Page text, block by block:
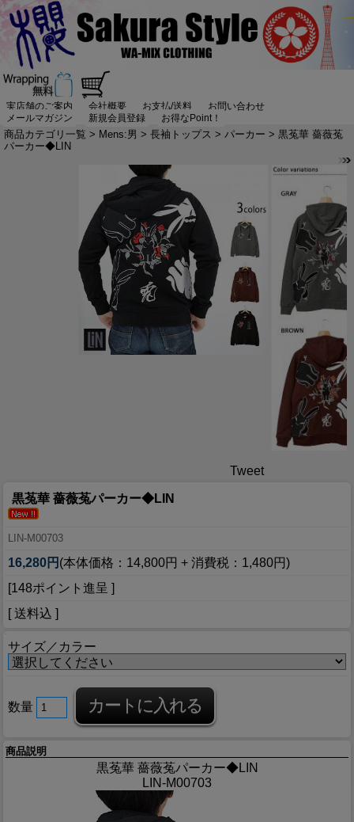
実店舗のご案内 会社概要 お支払/送料
お問い合わせ
メールマガジン
新規会員登録 お得なPoint！
商品カテゴリ一覧 > Mens:男 > 長袖トップス > パーカー > 黒菟華 薔薇菟
パーカー◆LIN
Tweet
黒菟華 薔薇菟パーカー◆LIN
LIN-M00703
16,280円 (本体価格：14,800円 + 消費税：1,480円)
[148ポイント進呈 ]
[ 送料込 ]
サイズ／カラー
数量
商品説明
黒菟華 薔薇菟パーカー◆LIN
LIN-M00703